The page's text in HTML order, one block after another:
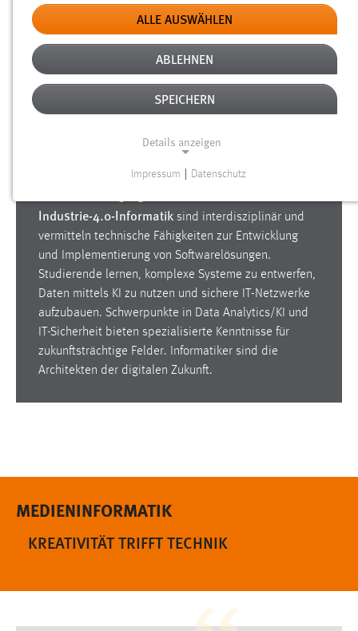
INFORMATIK IST MEHR ALS NUR
PROGRAMMIEREN
Bytes zu entdecken. Aber es geht um so viel mehr als
Industrie-4.0-Informatik sind interdisziplinär und
vermitteln technische Fähigkeiten zur Entwicklung
und Implementierung von Softwarelösungen.
Studierende lernen, komplexe Systeme zu entwerfen,
Daten mittels KI zu nutzen und sichere IT-Netzwerke
aufzubauen. Schwerpunkte in Data Analytics/KI und
IT-Sicherheit bieten spezialisierte Kenntnisse für
zukunftsträchtige Felder. Informatiker sind die
Architekten der digitalen Zukunft.
MEDIENINFORMATIK
KREATIVITÄT TRIFFT TECHNIK
ALLE AUSWÄHLEN
ABLEHNEN
SPEICHERN
Details anzeigen
Notwendige Cookies ermöglichen grundlegende
Funktionen und sind für die einwandfreie Funktion der
Website erforderlich.
Einverständnis
Name:
cookie_consent
Zweck:
Optionen des Benutzers
staticfilecache
Für performante Seitenauslieferung wird in diesem Cookie
Impressum Datenschutz